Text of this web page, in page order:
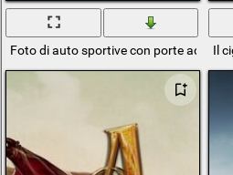
Foto di auto sportive con porte ad ala
Il